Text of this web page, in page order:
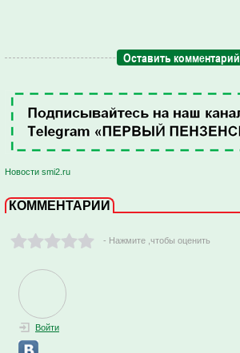
Оставить комментарий
Новости smi2.ru
КОММЕНТАРИИ
- Нажмите ,чтобы оценить
Войти